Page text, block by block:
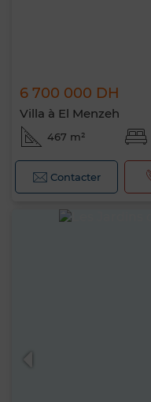
6 700 000 DH
Villa à El Menzeh
467 m²
Contacter